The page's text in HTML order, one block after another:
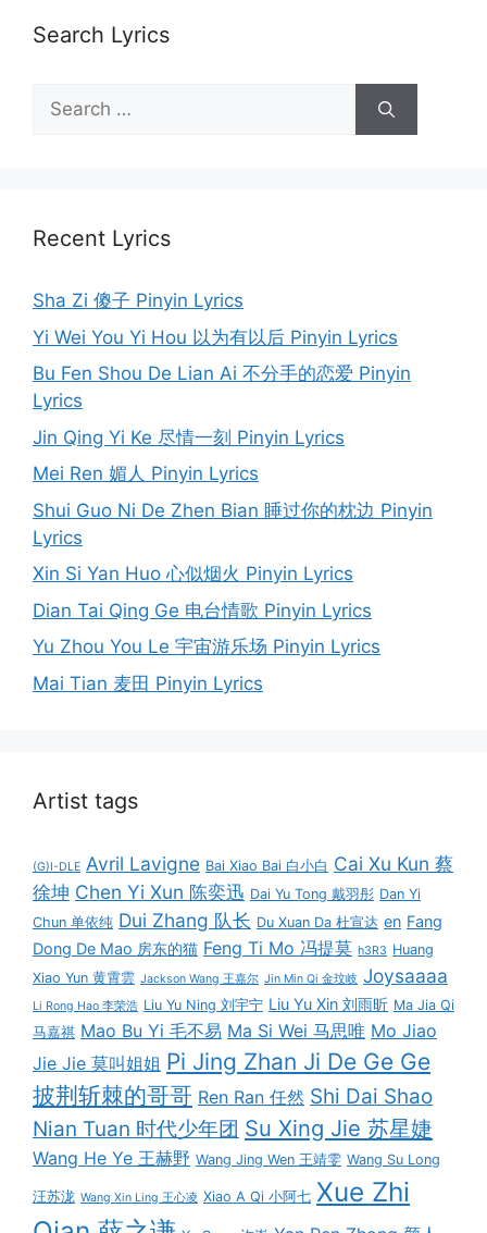
Search Lyrics
Search
for:
Recent Lyrics
Sha Zi 傻子 Pinyin Lyrics
Yi Wei You Yi Hou 以为有以后 Pinyin Lyrics
Bu Fen Shou De Lian Ai 不分手的恋爱 Pinyin
Lyrics
Jin Qing Yi Ke 尽情一刻 Pinyin Lyrics
Mei Ren 媚人 Pinyin Lyrics
Shui Guo Ni De Zhen Bian 睡过你的枕边 Pinyin
Lyrics
Xin Si Yan Huo 心似烟火 Pinyin Lyrics
Dian Tai Qing Ge 电台情歌 Pinyin Lyrics
Yu Zhou You Le 宇宙游乐场 Pinyin Lyrics
Mai Tian 麦田 Pinyin Lyrics
Artist tags
(G)I-DLE Avril Lavigne Bai Xiao Bai 白小白 Cai Xu Kun 蔡
徐坤 Chen Yi Xun 陈奕迅 Dai Yu Tong 戴羽彤 Dan Yi
Chun 单依纯 Dui Zhang 队长 Du Xuan Da 杜宣达 en Fang
Dong De Mao 房东的猫 Feng Ti Mo 冯提莫 h3R3 Huang
Xiao Yun 黄霄雲 Jackson Wang 王嘉尔 Jin Min Qi 金玟岐 Joysaaaa
Li Rong Hao 李荣浩 Liu Yu Ning 刘宇宁 Liu Yu Xin 刘雨昕 Ma Jia Qi
马嘉祺 Mao Bu Yi 毛不易 Ma Si Wei 马思唯 Mo Jiao
Jie Jie 莫叫姐姐 Pi Jing Zhan Ji De Ge Ge
披荆斩棘的哥哥 Ren Ran 任然 Shi Dai Shao
Nian Tuan 时代少年团 Su Xing Jie 苏星婕
Wang He Ye 王赫野 Wang Jing Wen 王靖雯 Wang Su Long
汪苏泷 Wang Xin Ling 王心凌 Xiao A Qi 小阿七 Xue Zhi